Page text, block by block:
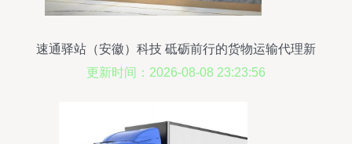
速通驿站（安徽）科技 砥砺前行的货物运输代理新
锐
更新时间：2026-08-08 23:23:56